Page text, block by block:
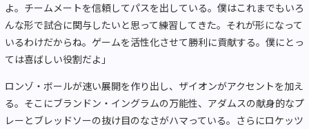
よ。チームメートを信頼してパスを出している。僕はこれまでもいろ
んな形で試合に関与したいと思って練習してきた。それが形になって
いるわけだからね。ゲームを活性化させて勝利に貢献する。僕にとっ
ては喜ばしい役割だよ」
ロンゾ・ボールが速い展開を作り出し、ザイオンがアクセントを加え
る。そこにブランドン・イングラムの万能性、アダムスの献身的なプ
レーとブレッドソーの抜け目のなさがハマっている。さらにロケッツ